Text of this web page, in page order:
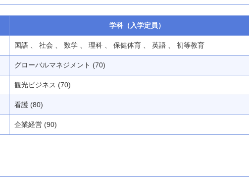
学科（入学定員）
国語 、 社会 、 数学 、 理科 、 保健体育 、 英語 、 初等教育
グローバルマネジメント (70)
観光ビジネス (70)
看護 (80)
企業経営 (90)